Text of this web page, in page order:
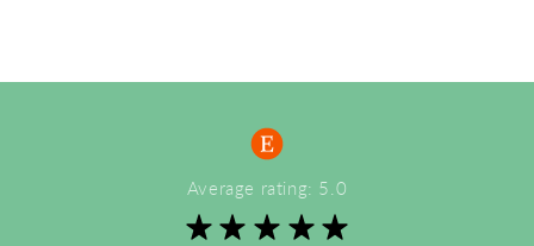
Average rating: 5.0